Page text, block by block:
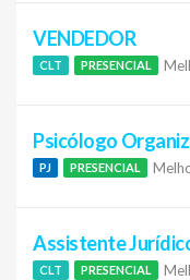
VENDEDOR
CLT PRESENCIAL
Psicólogo
PJ PRESENCIAL
Assistente
CLT PRESENCIAL